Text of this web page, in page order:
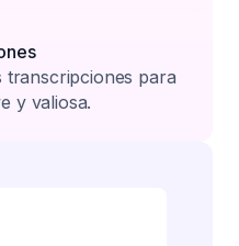
transcripciones para
y valiosa.